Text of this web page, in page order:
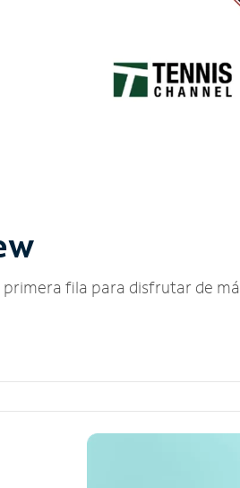
fila para disfrutar de